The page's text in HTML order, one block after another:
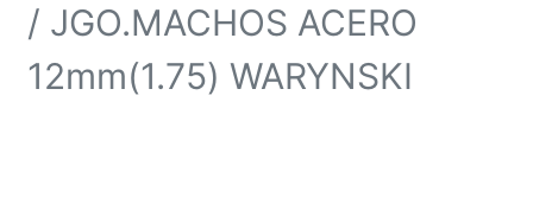
JGO.MACHOS ACERO
12mm(1.75) WARYNSKI